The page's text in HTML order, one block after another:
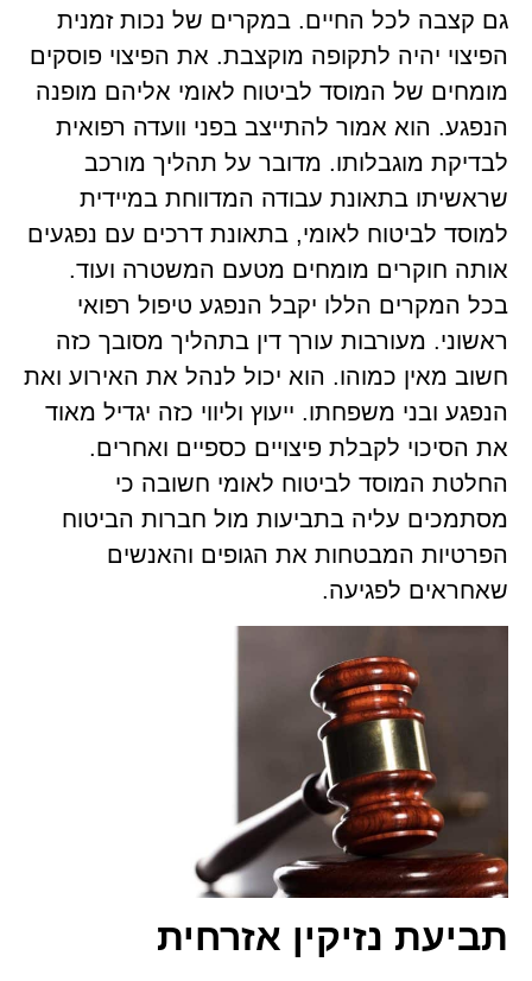
גם קצבה לכל החיים. במקרים של נכות זמנית
הפיצוי יהיה לתקופה מוקצבת. את הפיצוי פוסקים
מומחים של המוסד לביטוח לאומי אליהם מופנה
הנפגע. הוא אמור להתייצב בפני וועדה רפואית
לבדיקת מוגבלותו. מדובר על תהליך מורכב
שראשיתו בתאונת עבודה המדווחת במיידית
למוסד לביטוח לאומי, בתאונת דרכים עם נפגעים
אותה חוקרים מומחים מטעם המשטרה ועוד.
בכל המקרים הללו יקבל הנפגע טיפול רפואי
ראשוני. מעורבות עורך דין בתהליך מסובך כזה
חשוב מאין כמוהו. הוא יכול לנהל את האירוע ואת
הנפגע ובני משפחתו. ייעוץ וליווי כזה יגדיל מאוד
את הסיכוי לקבלת פיצויים כספיים ואחרים.
החלטת המוסד לביטוח לאומי חשובה כי
מסתמכים עליה בתביעות מול חברות הביטוח
הפרטיות המבטחות את הגופים והאנשים
שאחראים לפגיעה.
תביעת נזיקין אזרחית